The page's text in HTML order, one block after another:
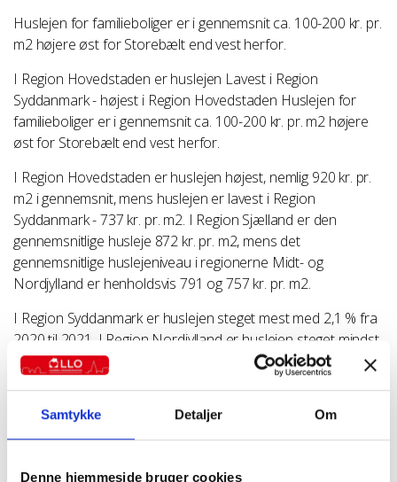
Samtykke Detaljer Om
Denne hjemmeside bruger cookies
Huslejen for familieboliger er i gennemsnit ca. 100-200 kr. pr.
m2 højere øst for Storebælt end vest herfor.
I Region Hovedstaden er huslejen Lavest i Region
Syddanmark - højest i Region Hovedstaden Huslejen for
familieboliger er i gennemsnit ca. 100-200 kr. pr. m2 højere
øst for Storebælt end vest herfor.
I Region Hovedstaden er huslejen højest, nemlig 920 kr. pr.
m2 i gennemsnit, mens huslejen er lavest i Region
Syddanmark - 737 kr. pr. m2. I Region Sjælland er den
gennemsnitlige husleje 872 kr. pr. m2, mens det
gennemsnitlige huslejeniveau i regionerne Midt- og
Nordjylland er henholdsvis 791 og 757 kr. pr. m2.
I Region Syddanmark er huslejen steget mest med 2,1 % fra
2020 til 2021. I Region Nordjylland er huslejen steget mindst,
1,3 %. I de øvrige tre regioner er huslejen steget 1,5 % til 1,7
%.
Under 700 kr. pr. kvm. i 7 kommuner
familieboliger lavest i Morsø Kommune med 662 kr. pr. m2.